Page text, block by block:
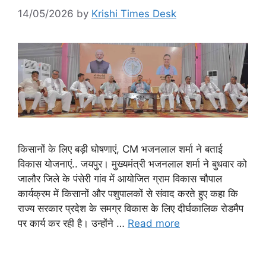
14/05/2026 by Krishi Times Desk
किसानों के लिए बड़ी घोषणाएं, CM भजनलाल शर्मा ने बताई
विकास योजनाएं.. जयपुर। मुख्यमंत्री भजनलाल शर्मा ने बुधवार को
जालौर जिले के पंसेरी गांव में आयोजित ग्राम विकास चौपाल
कार्यक्रम में किसानों और पशुपालकों से संवाद करते हुए कहा कि
राज्य सरकार प्रदेश के समग्र विकास के लिए दीर्घकालिक रोडमैप
पर कार्य कर रही है। उन्होंने … Read more